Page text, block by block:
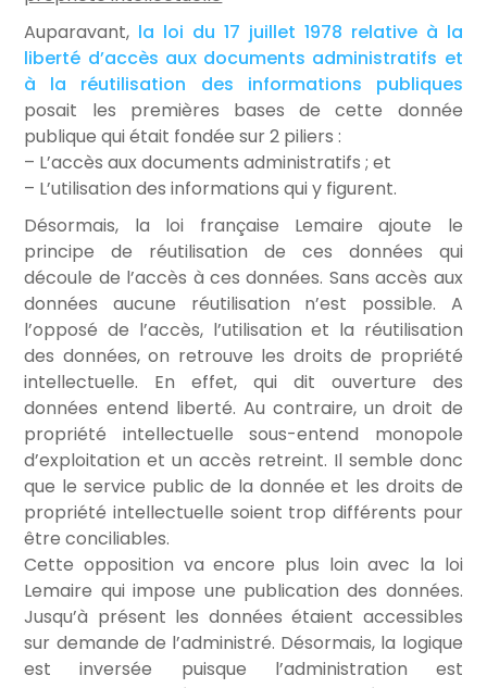
Auparavant, la loi du 17 juillet 1978 relative à la
liberté d’accès aux documents administratifs et
à la réutilisation des informations publiques
posait les premières bases de cette donnée
publique qui était fondée sur 2 piliers :
– L’accès aux documents administratifs ; et
– L’utilisation des informations qui y figurent.
Désormais, la loi française Lemaire ajoute le
principe de réutilisation de ces données qui
découle de l’accès à ces données. Sans accès aux
données aucune réutilisation n’est possible. A
l’opposé de l’accès, l’utilisation et la réutilisation
des données, on retrouve les droits de propriété
intellectuelle. En effet, qui dit ouverture des
données entend liberté. Au contraire, un droit de
propriété intellectuelle sous-entend monopole
d’exploitation et un accès retreint. Il semble donc
que le service public de la donnée et les droits de
propriété intellectuelle soient trop différents pour
être conciliables.
Cette opposition va encore plus loin avec la loi
Lemaire qui impose une publication des données.
Jusqu’à présent les données étaient accessibles
sur demande de l’administré. Désormais, la logique
est inversée puisque l’administration est